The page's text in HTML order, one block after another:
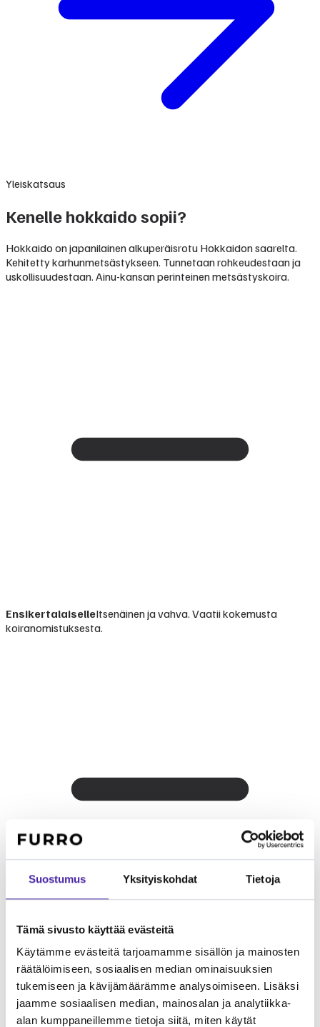
Suostumus Yksityiskohdat Tietoja
Tämä sivusto käyttää evästeitä
Käytämme evästeitä tarjoamamme sisällön ja mainosten
räätälöimiseen, sosiaalisen median ominaisuuksien
tukemiseen ja kävijämäärämme analysoimiseen. Lisäksi
jaamme sosiaalisen median, mainosalan ja analytiikka-
alan kumppaneillemme tietoja siitä, miten käytät
Yleiskatsaus
Kenelle hokkaido sopii?
Hokkaido on japanilainen alkuperäisrotu Hokkaidon saarelta.
Kehitetty karhunmetsästykseen. Tunnetaan rohkeudestaan ja
uskollisuudestaan. Ainu-kansan perinteinen metsästyskoira.
EnsikertalaiselleItsenäinen ja vahva. Vaatii kokemusta
koiranomistuksesta.
LapsiperheelleUskollinen perhettä kohtaan mutta varovainen
vieraita kohtaan.